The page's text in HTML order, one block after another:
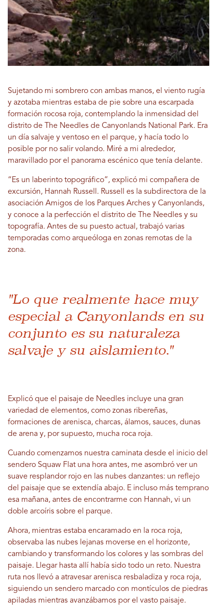
Sujetando mi sombrero con ambas manos, el viento rugía
y azotaba mientras estaba de pie sobre una escarpada
formación rocosa roja, contemplando la inmensidad del
distrito de The Needles de Canyonlands National Park. Era
un día salvaje y ventoso en el parque, y hacía todo lo
posible por no salir volando. Miré a mi alrededor,
maravillado por el panorama escénico que tenía delante.
“Es un laberinto topográfico”, explicó mi compañera de
excursión, Hannah Russell. Russell es la subdirectora de la
asociación Amigos de los Parques Arches y Canyonlands,
y conoce a la perfección el distrito de The Needles y su
topografía. Antes de su puesto actual, trabajó varias
temporadas como arqueóloga en zonas remotas de la
zona.
"Lo que realmente hace muy
especial a Canyonlands en su
conjunto es su naturaleza
salvaje y su aislamiento."
Explicó que el paisaje de Needles incluye una gran
variedad de elementos, como zonas ribereñas,
formaciones de arenisca, charcas, álamos, sauces, dunas
de arena y, por supuesto, mucha roca roja.
Cuando comenzamos nuestra caminata desde el inicio del
sendero Squaw Flat una hora antes, me asombró ver un
suave resplandor rojo en las nubes danzantes: un reflejo
del paisaje que se extendía abajo. E incluso más temprano
esa mañana, antes de encontrarme con Hannah, vi un
doble arcoíris sobre el parque.
Ahora, mientras estaba encaramado en la roca roja,
observaba las nubes lejanas moverse en el horizonte,
cambiando y transformando los colores y las sombras del
paisaje. Llegar hasta allí había sido todo un reto. Nuestra
ruta nos llevó a atravesar arenisca resbaladiza y roca roja,
siguiendo un sendero marcado con montículos de piedras
apiladas mientras avanzábamos por el vasto paisaje.